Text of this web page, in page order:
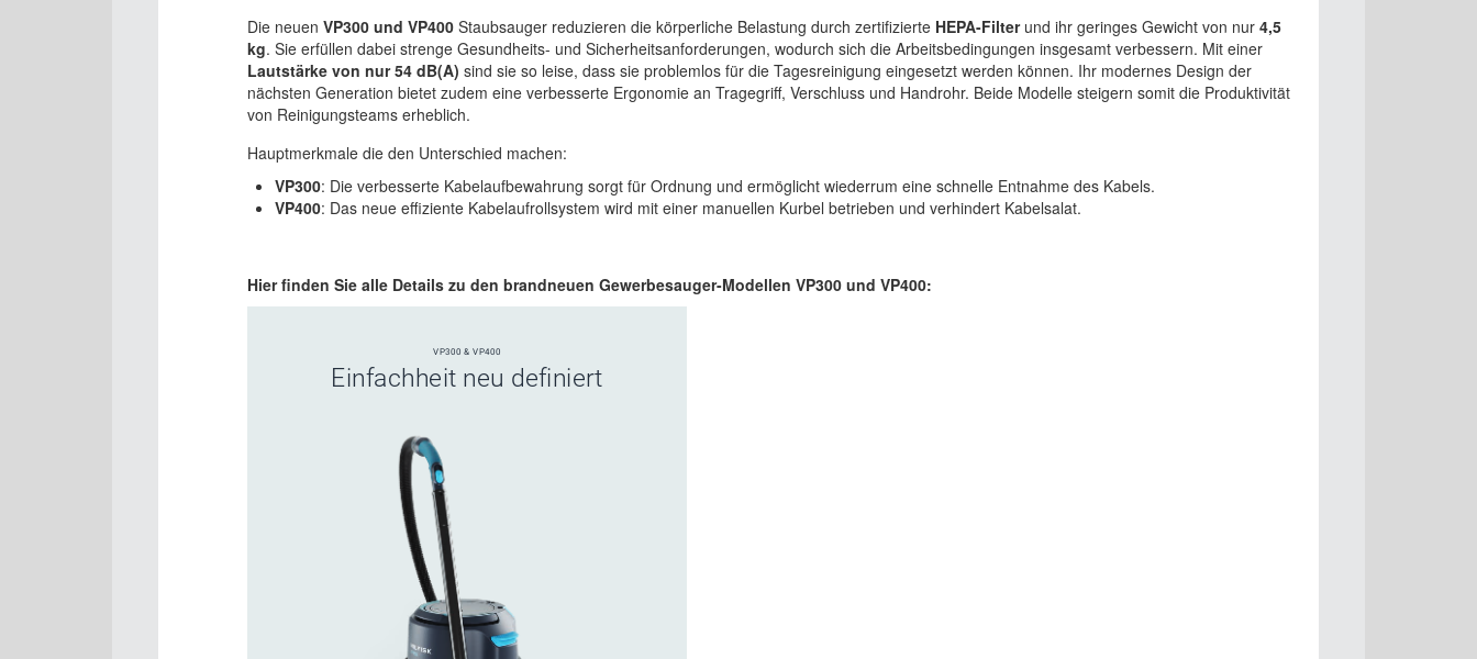
Die neuen VP300 und VP400 Staubsauger reduzieren die körperliche Belastung durch zertifizierte HEPA-Filterund ihr geringes Gewicht von nur 4,5
kg. Sie erfüllen dabei strenge Gesundheits- und Sicherheitsanforderungen, wodurch sich die Arbeitsbedingungen insgesamt verbessern. Mit einer
Lautstärke von nur 54 dB(A) sind sie so leise, dass sie problemlos für die Tagesreinigung eingesetzt werden können. Ihr modernes Design der
nächsten Generation bietet zudem eine verbesserte Ergonomie an Tragegriff, Verschluss und Handrohr. Beide Modelle steigern somit die Produktivität
von Reinigungsteams erheblich.
Hauptmerkmale die den Unterschied machen:
VP300: Die verbesserte Kabelaufbewahrung sorgt für Ordnung und ermöglicht wiederrum eine schnelle Entnahme des Kabels.
VP400: Das neue effiziente Kabelaufrollsystem wird mit einer manuellen Kurbel betrieben und verhindert Kabelsalat.
Hier finden Sie alle Details zu den brandneuen Gewerbesauger-Modellen VP300 und VP400: